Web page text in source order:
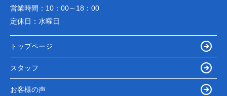
営業時間： 10：00～18：00
定休日： 水曜日
トップページ
スタッフ
お客様の声